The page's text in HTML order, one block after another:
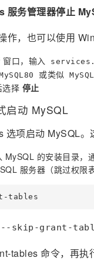
服务管理器停止
作，也可以使用
窗口，输入
或类似 MySQL
选择 停止
启动 MySQL
项启动 MySQL。
MySQL 的安装目录
服务器（跳过权限表
--skip-grant-
tables 命令，再